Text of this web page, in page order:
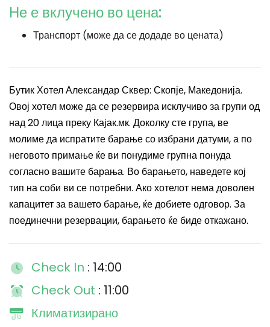
Не е вклучено во цена:
Транспорт (може да се додаде во цената)
Бутик Хотел Александар Сквер: Скопје, Македонија.
Овој хотел може да се резервира исклучиво за групи од
над 20 лица преку Кајак.мк. Доколку сте група, ве
молиме да испратите барање со избрани датуми, а по
неговото примање ќе ви понудиме групна понуда
согласно вашите барања. Во барањето, наведете кој
тип на соби ви се потребни. Ако хотелот нема доволен
капацитет за вашето барање, ќе добиете одговор. За
поединечни резервации, барањето ќе биде откажано.
Check In : 14:00
Check Out : 11:00
Климатизирано